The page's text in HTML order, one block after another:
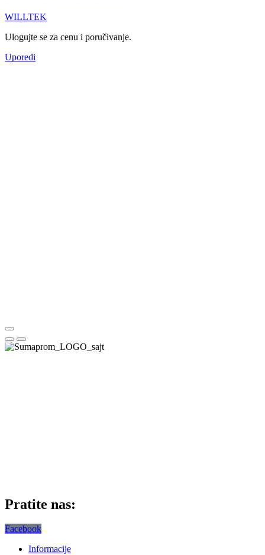
WILLTEK
Ulogujte se za cenu i poručivanje.
Uporedi
Pratite nas:
Facebook
Informacije